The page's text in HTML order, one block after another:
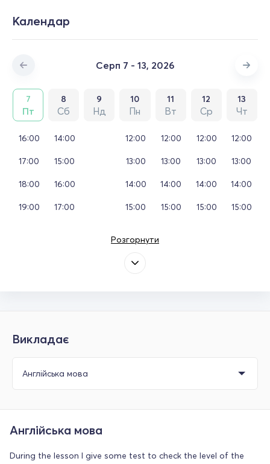
Календар
Серп 7 - 13, 2026
7
Пт
8
Сб
9
Нд
10
Пн
11
Вт
12
Ср
13
Чт
16:00
17:00
18:00
19:00
14:00
15:00
16:00
17:00
12:00
13:00
14:00
15:00
12:00
13:00
14:00
15:00
12:00
13:00
14:00
15:00
12:00
13:00
14:00
15:00
Розгорнути
Викладає
Англійська мова
During the lesson I give some test to check the level of the